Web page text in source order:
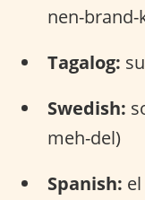
nen-brand-
Tagalog:
Swedish:
meh-del)
Spanish: